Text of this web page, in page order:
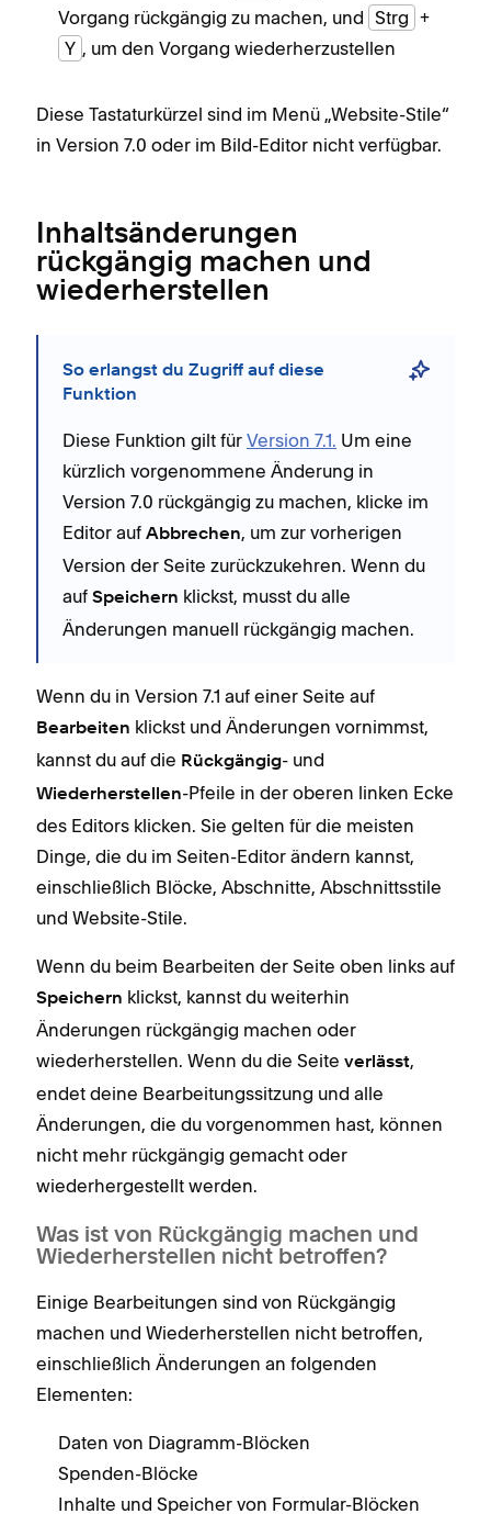
Vorgang rückgängig zu machen, und Strg +
Y , um den Vorgang wiederherzustellen
Diese Tastaturkürzel sind im Menü „Website-Stile“
in Version 7.0 oder im Bild-Editor nicht verfügbar.
Inhaltsänderungen
rückgängig machen und
wiederherstellen
So erlangst du Zugriff auf diese
Funktion
Diese Funktion gilt für Version 7.1. Um eine
kürzlich vorgenommene Änderung in
Version 7.0 rückgängig zu machen, klicke im
Editor auf Abbrechen, um zur vorherigen
Version der Seite zurückzukehren. Wenn du
auf Speichern klickst, musst du alle
Änderungen manuell rückgängig machen.
Wenn du in Version 7.1 auf einer Seite auf
Bearbeiten klickst und Änderungen vornimmst,
kannst du auf die Rückgängig- und
Wiederherstellen-Pfeile in der oberen linken Ecke
des Editors klicken. Sie gelten für die meisten
Dinge, die du im Seiten-Editor ändern kannst,
einschließlich Blöcke, Abschnitte, Abschnittsstile
und Website-Stile.
Wenn du beim Bearbeiten der Seite oben links auf
Speichern klickst, kannst du weiterhin
Änderungen rückgängig machen oder
wiederherstellen. Wenn du die Seite verlässt,
endet deine Bearbeitungssitzung und alle
Änderungen, die du vorgenommen hast, können
nicht mehr rückgängig gemacht oder
wiederhergestellt werden.
Was ist von Rückgängig machen und
Wiederherstellen nicht betroffen?
Einige Bearbeitungen sind von Rückgängig
machen und Wiederherstellen nicht betroffen,
einschließlich Änderungen an folgenden
Elementen:
Daten von Diagramm-Blöcken
Spenden-Blöcke
Inhalte und Speicher von Formular-Blöcken